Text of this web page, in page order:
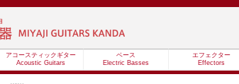
アコースティックギター
Acoustic Guitars
ベース
Electric Basses
エフェクター
Effectors